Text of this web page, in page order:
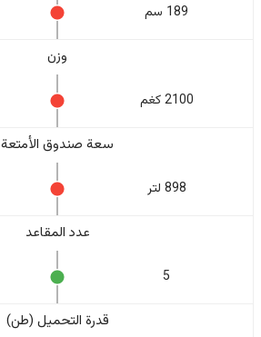
189 سم
وزن
2100 كغم
سعة صندوق الأمتعة
898 لتر
عدد المقاعد
5
قدرة التحميل (طن)